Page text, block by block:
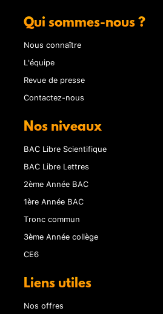
Qui sommes-nous ?
Nous connaître
L'équipe
Revue de presse
Contactez-nous
Nos niveaux
BAC Libre Scientifique
BAC Libre Lettres
2ème Année BAC
1ère Année BAC
Tronc commun
3ème Année collège
CE6
Liens utiles
Nos offres